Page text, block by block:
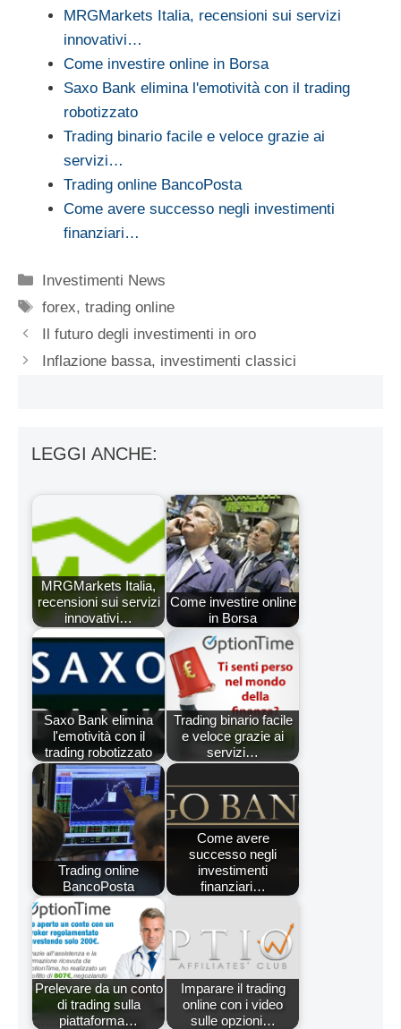
MRGMarkets Italia, recensioni sui servizi
innovativi…
Come investire online in Borsa
Saxo Bank elimina l'emotività con il trading
robotizzato
Trading binario facile e veloce grazie ai
servizi…
Trading online BancoPosta
Come avere successo negli investimenti
finanziari…
Categorie
Investimenti News
Tag
forex,trading online
Il futuro degli investimenti in oro
Inflazione bassa, investimenti classici
LEGGI ANCHE:
MRGMarkets Italia,
recensioni sui servizi
innovativi…
Come investire online
in Borsa
Saxo Bank elimina
l'emotività con il
trading robotizzato
Trading binario facile
e veloce grazie ai
servizi…
Trading online
BancoPosta
Come avere
successo negli
investimenti
finanziari…
Prelevare da un conto
di trading sulla
piattaforma…
Imparare il trading
online con i video
sulle opzioni…